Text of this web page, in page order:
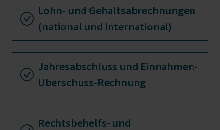
Lohn- und Gehaltsabrechnungen
(national und international)
Jahresabschluss und Einnahmen-
Überschuss-Rechnung
Rechtsbehelfs- und